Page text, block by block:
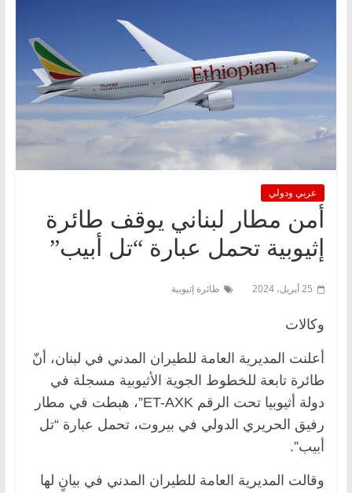
عربي ودولي
أمن مطار لبناني يوقف طائرة
إثيوبية تحمل عبارة “تل أبيب”
25 أبريل، 2024 طائرة إثيوبية
وكالات
أعلنت المديرية العامة للطيران المدني في لبنان، أنّ
طائرة تابعة للخطوط الجوية الأثيوبية مسجلة في
دولة أثيوبيا تحت الرقم ET-AXK”، هبطت في مطار
رفيق الحريري الدولي في بيروت، تحمل عبارة “تل
أبيب”.
وقالت المديرية العامة للطيران المدني في بيانٍ لها